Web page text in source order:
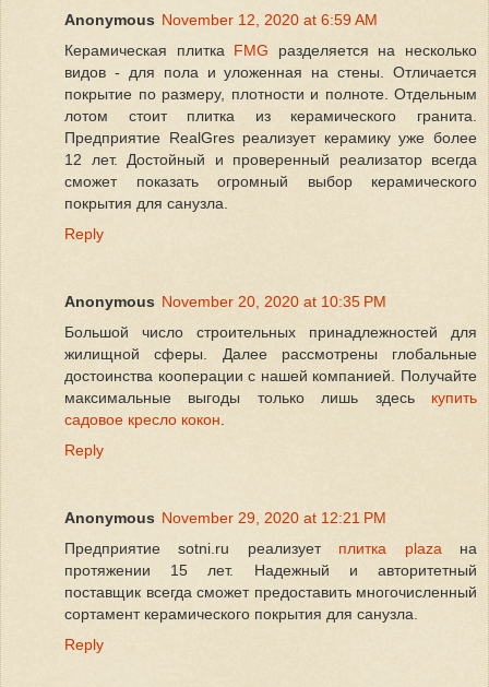
Anonymous November 12, 2020 at 6:59 AM
Керамическая плитка FMG разделяется на несколько
видов - для пола и уложенная на стены. Отличается
покрытие по размеру, плотности и полноте. Отдельным
лотом стоит плитка из керамического гранита.
Предприятие RealGres реализует керамику уже более
12 лет. Достойный и проверенный реализатор всегда
сможет показать огромный выбор керамического
покрытия для санузла.
Reply
Anonymous November 20, 2020 at 10:35 PM
Большой число строительных принадлежностей для
жилищной сферы. Далее рассмотрены глобальные
достоинства кооперации с нашей компанией. Получайте
максимальные выгоды только лишь здесь купить
садовое кресло кокон
Reply
Anonymous November 29, 2020 at 12:21 PM
Предприятие sotni.ru реализует плитка plaza на
протяжении 15 лет. Надежный и авторитетный
поставщик всегда сможет предоставить многочисленный
сортамент керамического покрытия для санузла.
Reply